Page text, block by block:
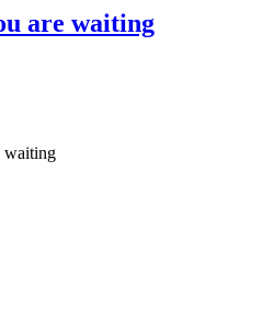
are waiting
waiting